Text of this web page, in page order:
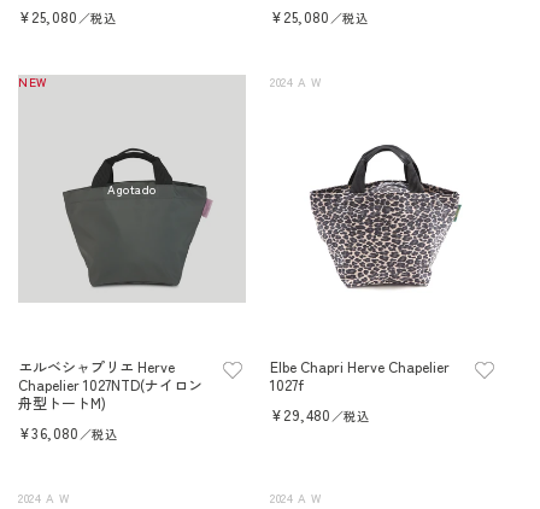
Precio
¥25,080 ／税込
Precio
¥25,080 ／税込
Agotado
NEW
エルベシャプリエ Herve
Chapelier 1027NTD(ナイロン
舟型トートM)
Precio
¥36,080 ／税込
2024 A W
Elbe Chapri Herve Chapelier
1027f
Precio
¥29,480 ／税込
2024 A W 2024 A W